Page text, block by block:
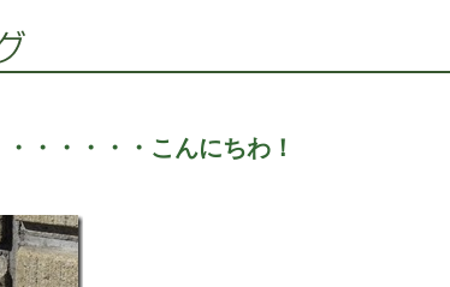
・・・・・こんにちわ！